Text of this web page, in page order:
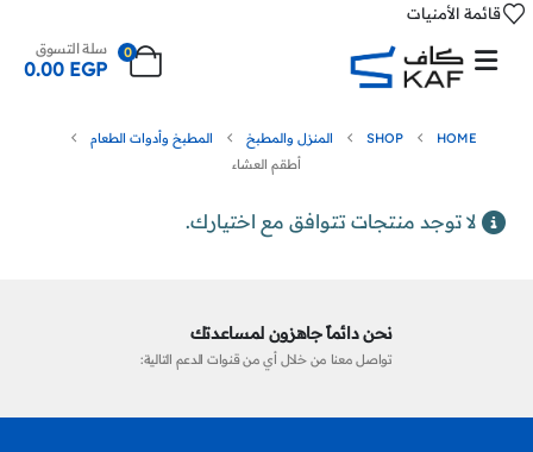
قائمة الأمنيات
0 سلة التسوق
0.00 EGP
HOME
SHOP المنزل والمطبخ
المطبخ وأدوات الطعام
أطقم العشاء
لا توجد منتجات تتوافق مع اختيارك.
نحن دائماً جاهزون لمساعدتك
تواصل معنا من خلال أي من قنوات الدعم التالية: